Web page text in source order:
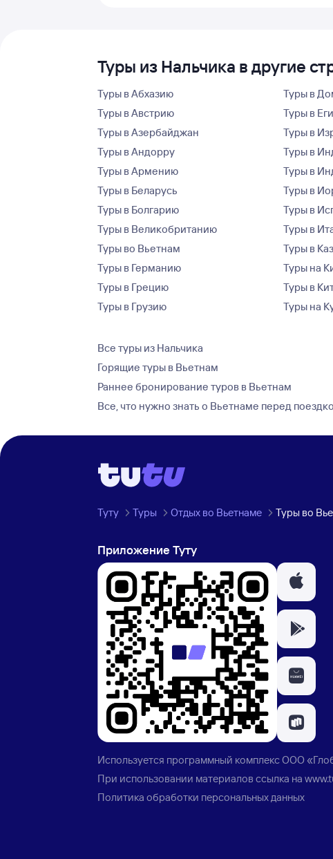
Туры из Нальчика в другие
Туры в Абхазию
Туры в Австрию
Туры в Азербайджан
Туры в Андорру
Туры в Армению
Туры в Беларусь
Туры в Болгарию
Туры в Великобританию
Туры во Вьетнам
Туры в Германию
Туры в Грецию
Туры в Грузию
Туры в
Туры в
Туры в
Туры в
Туры в
Туры в
Туры в
Туры в
Туры в
Туры на
Туры в
Туры на
Все туры из Нальчика
Горящие туры в Вьетнам
Раннее бронирование туров в Вьетнам
Все, что нужно знать о Вьетнаме перед
Туту Туры Отдых во Вьетнаме Туры во
Приложение Туту
Используется программный комплексООО
При использовании материалов ссылка на
Политика обработки персональных данных